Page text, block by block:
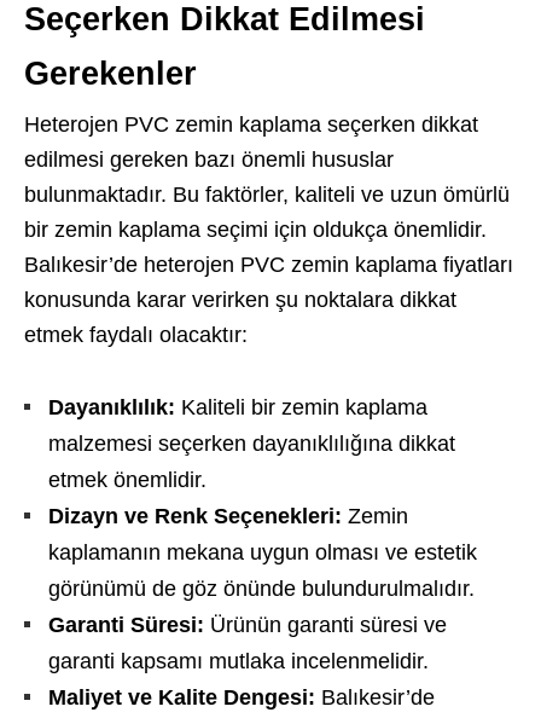
Seçerken Dikkat Edilmesi
Gerekenler
Heterojen PVC zemin kaplama seçerken dikkat
edilmesi gereken bazı önemli hususlar
bulunmaktadır. Bu faktörler, kaliteli ve uzun ömürlü
bir zemin kaplama seçimi için oldukça önemlidir.
Balıkesir’de heterojen PVC zemin kaplama fiyatları
konusunda karar verirken şu noktalara dikkat
etmek faydalı olacaktır:
Dayanıklılık: Kaliteli bir zemin kaplama
malzemesi seçerken dayanıklılığına dikkat
etmek önemlidir.
Dizayn ve Renk Seçenekleri: Zemin
kaplamanın mekana uygun olması ve estetik
görünümü de göz önünde bulundurulmalıdır.
Garanti Süresi: Ürünün garanti süresi ve
garanti kapsamı mutlaka incelenmelidir.
Maliyet ve Kalite Dengesi: Balıkesir’de